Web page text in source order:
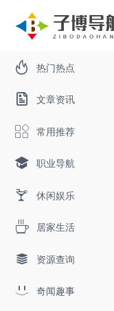
热门热点
文章资讯
常用推荐
职业导航
休闲娱乐
居家生活
资源查询
奇闻趣事